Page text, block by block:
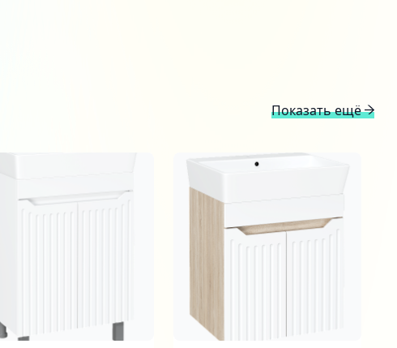
Показать ещё